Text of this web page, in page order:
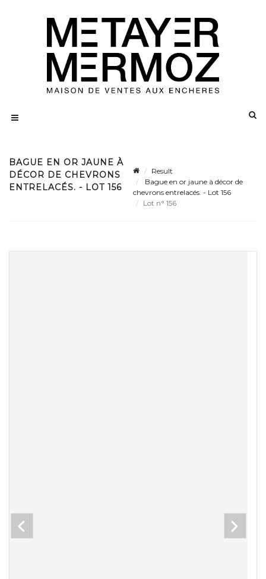
BAGUE EN OR JAUNE À
DÉCOR DE CHEVRONS
ENTRELACÉS. - LOT 156
Result
Bague en or jaune à décor de
chevrons entrelacés. - Lot 156
Lot n° 156